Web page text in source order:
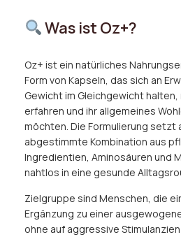
Was ist Oz+?
Oz+ ist ein natürliches
Form von Kapseln, das sich an
Gewicht im Gleichgewicht halten,
erfahren und ihr allgemeines
möchten. Die Formulierung setzt
abgestimmte Kombination aus
Ingredientien, Aminosäuren und
nahtlos in eine gesunde
Zielgruppe sind Menschen, die
Ergänzung zu einer
ohne auf aggressive